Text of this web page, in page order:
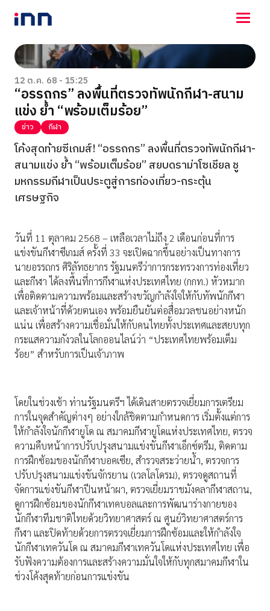
NEWS
ENTERTAINMENT
LIFESTYLE
HOROSCOPE
LOTTERY
VIDEO
ร่วมด้วยช่วยกัน
12 ต.ค. 68 - 15:25
“อรรถกร” ลงพื้นที่ตรวจทัพนักกีฬา-สนาม
แข่ง ย้ำ “พร้อมเต็มร้อย”
ข่าว กีฬา
โค้งสุดท้ายซีเกมส์! “อรรถกร” ลงพื้นที่ตรวจทัพนักกีฬา-
สนามแข่ง ย้ำ “พร้อมเต็มร้อย” สยบดราม่าโซเชียล ชู
มหกรรมกีฬาเป็นประตูสู่การท่องเที่ยว-กระตุ้น
เศรษฐกิจ
วันที่ 11 ตุลาคม 2568 – เหลือเวลาไม่ถึง 2 เดือนก่อนที่การ
แข่งขันกีฬาซีเกมส์ ครั้งที่ 33 จะเปิดฉากขึ้นอย่างเป็นทางการ
นายอรรถกร ศิริลัทธยากร รัฐมนตรีว่าการกระทรวงการท่องเที่ยว
และกีฬา ได้ลงพื้นที่การกีฬาแห่งประเทศไทย (กกท.) หัวหมาก
เพื่อติดตามความพร้อมและสร้างขวัญกำลังใจให้กับทัพนักกีฬา
และเจ้าหน้าที่ด้วยตนเอง พร้อมยืนยันต่อสื่อมวลชนอย่างหนัก
แน่น เพื่อสร้างความเชื่อมั่นให้กับคนไทยทั้งประเทศและสยบทุก
กระแสความกังวลในโลกออนไลน์ว่า “ประเทศไทยพร้อมเต็ม
ร้อย” สำหรับการเป็นเจ้าภาพ
โดยในช่วงเช้า ท่านรัฐมนตรีฯ ได้เดินสายตรวจเยี่ยมการเตรียม
การในจุดสำคัญต่างๆ อย่างใกล้ชิดตามกำหนดการ เริ่มตั้งแต่การ
ให้กำลังใจนักกีฬายูโด ณ สมาคมกีฬายูโดแห่งประเทศไทย, ตรวจ
ความคืบหน้าการปรับปรุงสนามแข่งขันกีฬาเอ็กซ์ตรีม, ติดตาม
การฝึกซ้อมของนักกีฬาบอคเซีย, สำรวจสระว่ายน้ำ, ตรวจการ
ปรับปรุงสนามแข่งขันจักรยาน (เวลโลโดรม), ตรวจดูสถานที่
จัดการแข่งขันกีฬาปีนหน้าผา, ตรวจเยี่ยมราชมังคลากีฬาสถาน,
ดูการฝึกซ้อมของนักกีฬาเทคบอลและการพัฒนาร่างกายของ
นักกีฬาทีมชาติไทยด้วยวิทยาศาสตร์ ณ ศูนย์วิทยาศาสตร์การ
กีฬา และปิดท้ายด้วยการตรวจเยี่ยมการฝึกซ้อมและให้กำลังใจ
นักกีฬาเทควันโด ณ สมาคมกีฬาเทควันโดแห่งประเทศไทย เพื่อ
รับฟังความต้องการและสร้างความมั่นใจให้กับทุกสมาคมกีฬาใน
ช่วงโค้งสุดท้ายก่อนการแข่งขัน